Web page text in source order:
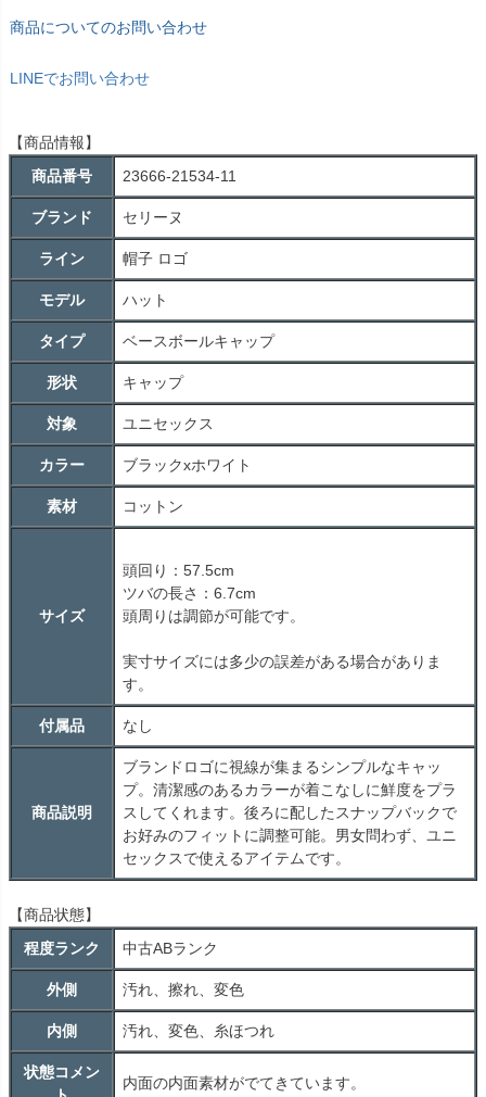
商品についてのお問い合わせ
LINEでお問い合わせ
【商品情報】
商品番号
23666-21534-11
ブランド セリーヌ
ライン 帽子 ロゴ
モデル ハット
タイプ ベースボールキャップ
形状 キャップ
対象 ユニセックス
カラー ブラックxホワイト
素材 コットン
サイズ
頭回り：57.5cm
ツバの長さ：6.7cm
頭周りは調節が可能です。
実寸サイズには多少の誤差がある場合がありま
す。
付属品 なし
商品説明
ブランドロゴに視線が集まるシンプルなキャッ
プ。清潔感のあるカラーが着こなしに鮮度をプラ
スしてくれます。後ろに配したスナップバックで
お好みのフィットに調整可能。男女問わず、ユニ
セックスで使えるアイテムです。
【商品状態】
程度ランク
中古ABランク
外側 汚れ、擦れ、変色
内側 汚れ、変色、糸ほつれ
状態コメン
内面の内面素材がでてきています。